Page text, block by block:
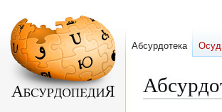
Абсурдотека